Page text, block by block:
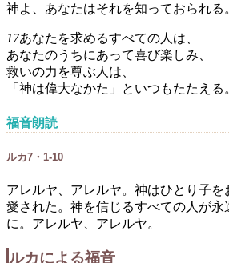
神よ、あなたはそれを知っておられる
17あなたを求めるすべての人は、
あなたのうちにあって喜び楽しみ、
救いの力を尊ぶ人は、
「神は偉大なかた」といつもたたえる
福音朗読
ルカ7・1-10
アレルヤ、アレルヤ。神はひとり子
愛された。神を信じるすべての人が永
に。アレルヤ、アレルヤ。
ルカによる福音